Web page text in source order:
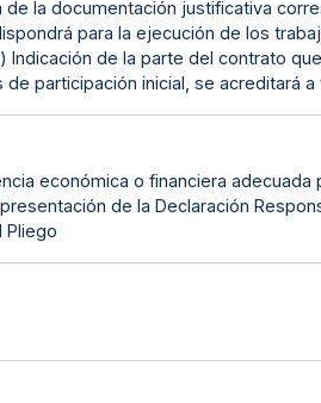
la documentación justificativa
para la ejecución de los
de la parte del contrato
participación inicial, se acreditará a
económica o financiera adecuada
de la Declaración
Pliego